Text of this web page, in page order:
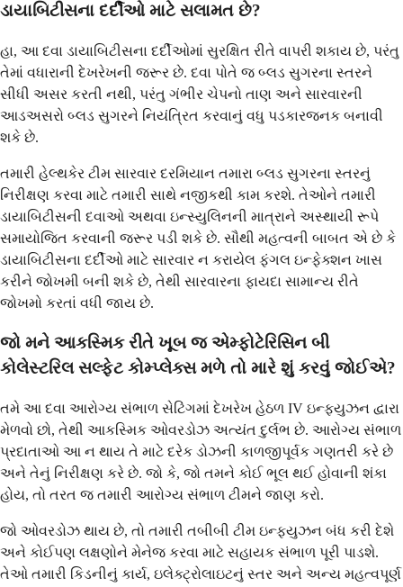
ડાયાબિટીસના દર્દીઓ માટે સલામત છે?
હા, આ દવા ડાયાબિટીસના દર્દીઓમાં સુરક્ષિત રીતે વાપરી શકાય છે, પરંતુ
તેમાં વધારાની દેખરેખની જરૂર છે. દવા પોતે જ બ્લડ સુગરના સ્તરને
સીધી અસર કરતી નથી, પરંતુ ગંભીર ચેપનો તાણ અને સારવારની
આડઅસરો બ્લડ સુગરને નિયંત્રિત કરવાનું વધુ પડકારજનક બનાવી
શકે છે.
તમારી હેલ્થકેર ટીમ સારવાર દરમિયાન તમારા બ્લડ સુગરના સ્તરનું
નિરીક્ષણ કરવા માટે તમારી સાથે નજીકથી કામ કરશે. તેઓને તમારી
ડાયાબિટીસની દવાઓ અથવા ઇન્સ્યુલિનની માત્રાને અસ્થાયી રૂપે
સમાયોજિત કરવાની જરૂર પડી શકે છે. સૌથી મહત્વની બાબત એ છે કે
ડાયાબિટીસના દર્દીઓ માટે સારવાર ન કરાયેલ ફંગલ ઇન્ફેક્શન ખાસ
કરીને જોખમી બની શકે છે, તેથી સારવારના ફાયદા સામાન્ય રીતે
જોખમો કરતાં વધી જાય છે.
જો મને આકસ્મિક રીતે ખૂબ જ એમ્ફોટેરિસિન બી
કોલેસ્ટરિલ સલ્ફેટ કોમ્પ્લેક્સ મળે તો મારે શું કરવું જોઈએ?
તમે આ દવા આરોગ્ય સંભાળ સેટિંગમાં દેખરેખ હેઠળ IV ઇન્ફ્યુઝન દ્વારા
મેળવો છો, તેથી આકસ્મિક ઓવરડોઝ અત્યંત દુર્લભ છે. આરોગ્ય સંભાળ
પ્રદાતાઓ આ ન થાય તે માટે દરેક ડોઝની કાળજીપૂર્વક ગણતરી કરે છે
અને તેનું નિરીક્ષણ કરે છે. જો કે, જો તમને કોઈ ભૂલ થઈ હોવાની શંકા
હોય, તો તરત જ તમારી આરોગ્ય સંભાળ ટીમને જાણ કરો.
જો ઓવરડોઝ થાય છે, તો તમારી તબીબી ટીમ ઇન્ફ્યુઝન બંધ કરી દેશે
અને કોઈપણ લક્ષણોને મેનેજ કરવા માટે સહાયક સંભાળ પૂરી પાડશે.
તેઓ તમારી કિડનીનું કાર્ય, ઇલેક્ટ્રોલાઇટનું સ્તર અને અન્ય મહત્વપૂર્ણ